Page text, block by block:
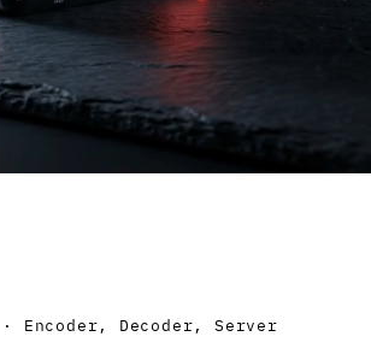
· Encoder, Decoder, Server